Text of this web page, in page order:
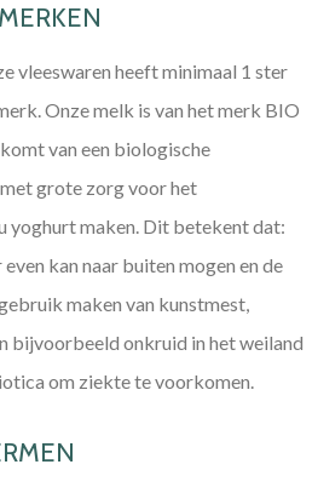
vleeswaren heeft minimaal 1 ster
Onze melk is van het merk BIO
van een biologische
grote zorg voor het
yoghurt maken. Dit betekent dat:
kan naar buiten mogen en de
maken van kunstmest,
bijvoorbeeld onkruid in het weiland
om ziekte te voorkomen.